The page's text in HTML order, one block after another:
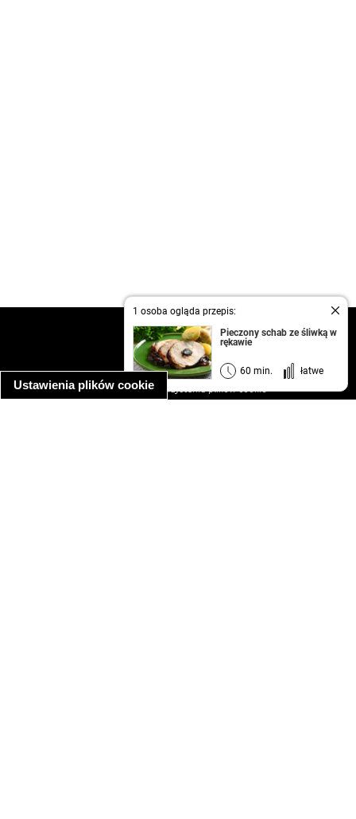
Ustawienia plików cookie
1 osoba ogląda przepis:
Pieczony schab ze śliwką w
rękawie
60 min. łatwe
kontakt
regulamin
informacja o prywatności
informacja o wykorzystaniu plików cookie